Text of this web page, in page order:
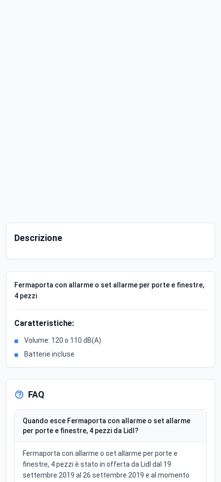
Descrizione
Fermaporta con allarme o set allarme per porte e finestre,
4 pezzi
Caratteristiche:
Volume: 120 o 110 dB(A)
Batterie incluse
FAQ
Quando esce Fermaporta con allarme o set allarme
per porte e finestre, 4 pezzi da Lidl?
Fermaporta con allarme o set allarme per porte e
finestre, 4 pezzi è stato in offerta da Lidl dal 19
settembre 2019 al 26 settembre 2019 e al momento